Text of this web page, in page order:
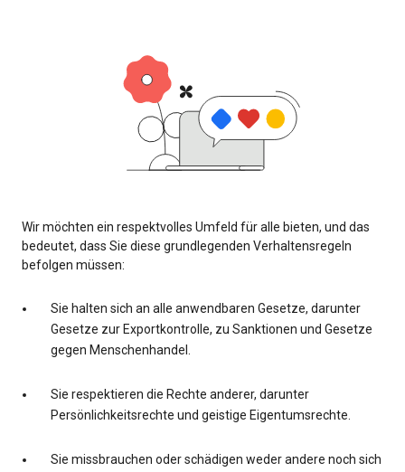
Wir möchten ein respektvolles Umfeld für alle bieten, und das
bedeutet, dass Sie diese grundlegenden Verhaltensregeln
befolgen müssen:
Sie halten sich an alle anwendbaren Gesetze, darunter
Gesetze zur Exportkontrolle, zu Sanktionen und Gesetze
gegen Menschenhandel.
Sie respektieren die Rechte anderer, darunter
Persönlichkeitsrechte und geistige Eigentumsrechte.
Sie missbrauchen oder schädigen weder andere noch sich